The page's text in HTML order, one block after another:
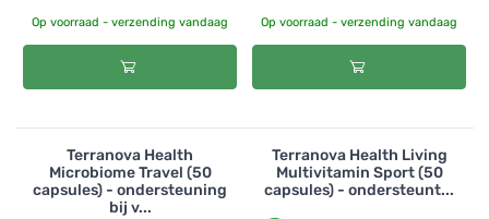
Op voorraad - verzending vandaag Op voorraad - verzending vandaag
Terranova Health
Microbiome Travel (50
capsules) - ondersteuning
bij v...
Terranova Health Living
Multivitamin Sport (50
capsules) - ondersteunt...